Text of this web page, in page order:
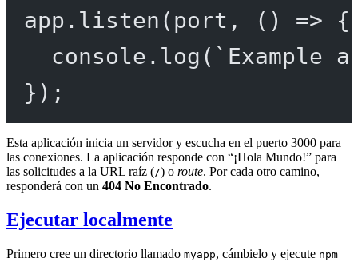
app. listen (port, () => {
console. log ( `Example
});
Esta aplicación inicia un servidor y escucha en el puerto 3000 para
las conexiones. La aplicación responde con “¡Hola Mundo!” para
las solicitudes a la URL raíz (/) o route. Por cada otro camino,
responderá con un 404 No Encontrado.
Ejecutar localmente
Primero cree un directorio llamado myapp, cámbielo y ejecute npm